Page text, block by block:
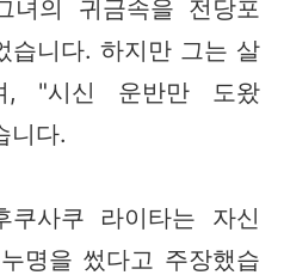
녀의 귀금속을 전당포
습니다. 하지만 그는 살
, "시신 운반만 도왔
니다.
사쿠 라이타는 자신
명을 썼다고 주장했습